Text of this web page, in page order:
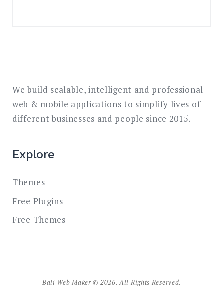
We build scalable, intelligent and professional
web & mobile applications to simplify lives of
different businesses and people since 2015.
Explore
Themes
Free Plugins
Free Themes
Bali Web Maker © 2026. All Rights Reserved.